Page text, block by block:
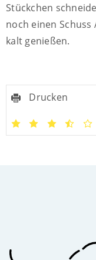
Stückchen
noch einen
kalt genießen.
Drucken